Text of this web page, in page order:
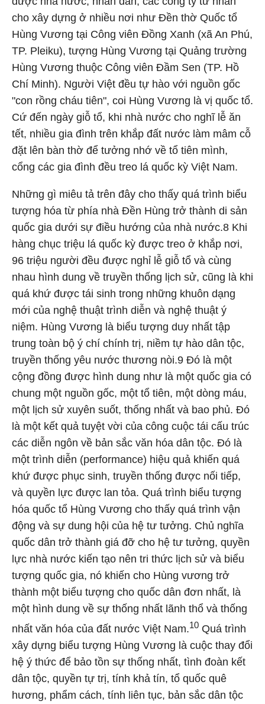
cho xây dựng ở nhiều nơi như Đền thờ Quốc tổ
Hùng Vương tại Công viên Đồng Xanh (xã An Phú,
TP. Pleiku), tượng Hùng Vương tại Quảng trường
Hùng Vương thuộc Công viên Đầm Sen (TP. Hồ
Chí Minh). Người Việt đều tự hào với nguồn gốc
"con rồng cháu tiên", coi Hùng Vương là vị quốc tổ.
Cứ đến ngày giỗ tổ, khi nhà nước cho nghĩ lễ ăn
tết, nhiều gia đình trên khắp đất nước làm mâm cỗ
đặt lên bàn thờ để tưởng nhớ về tổ tiên mình,
cổng các gia đình đều treo lá quốc kỳ Việt Nam.
Những gì miêu tả trên đây cho thấy quá trình biểu
tượng hóa từ phía nhà Đền Hùng trở thành di sản
quốc gia dưới sự điều hướng của nhà nước.8 Khi
hàng chục triệu lá quốc kỳ được treo ở khắp nơi,
96 triệu người đều được nghỉ lễ giỗ tổ và cùng
nhau hình dung về truyền thống lịch sử, cũng là khi
quá khứ được tái sinh trong những khuôn dạng
mới của nghệ thuật trình diễn và nghệ thuật ý
niệm. Hùng Vương là biểu tượng duy nhất tập
trung toàn bộ ý chí chính trị, niềm tự hào dân tộc,
truyền thống yêu nước thương nòi.9 Đó là một
cộng đồng được hình dung như là một quốc gia có
chung một nguồn gốc, một tổ tiên, một dòng máu,
một lịch sử xuyên suốt, thống nhất và bao phủ. Đó
là một kết quả tuyệt vời của công cuộc tái cấu trúc
các diễn ngôn về bản sắc văn hóa dân tộc. Đó là
một trình diễn (performance) hiệu quả khiến quá
khứ được phục sinh, truyền thống được nối tiếp,
và quyền lực được lan tỏa. Quá trình biểu tượng
hóa quốc tổ Hùng Vương cho thấy quá trình vận
động và sự dung hội của hệ tư tưởng. Chủ nghĩa
quốc dân trở thành giá đỡ cho hệ tư tưởng, quyền
lực nhà nước kiến tạo nên tri thức lịch sử và biểu
tượng quốc gia, nó khiến cho Hùng vương trở
thành một biểu tượng cho quốc dân đơn nhất, là
một hình dung về sự thống nhất lãnh thổ và thống
nhất văn hóa của đất nước Việt Nam.10 Quá trình
xây dựng biểu tượng Hùng Vương là cuộc thay đổi
hệ ý thức để bảo tồn sự thống nhất, tình đoàn kết
dân tộc, quyền tự trị, tính khả tín, tổ quốc quê
hương, phẩm cách, tính liên tục, bản sắc dân tộc